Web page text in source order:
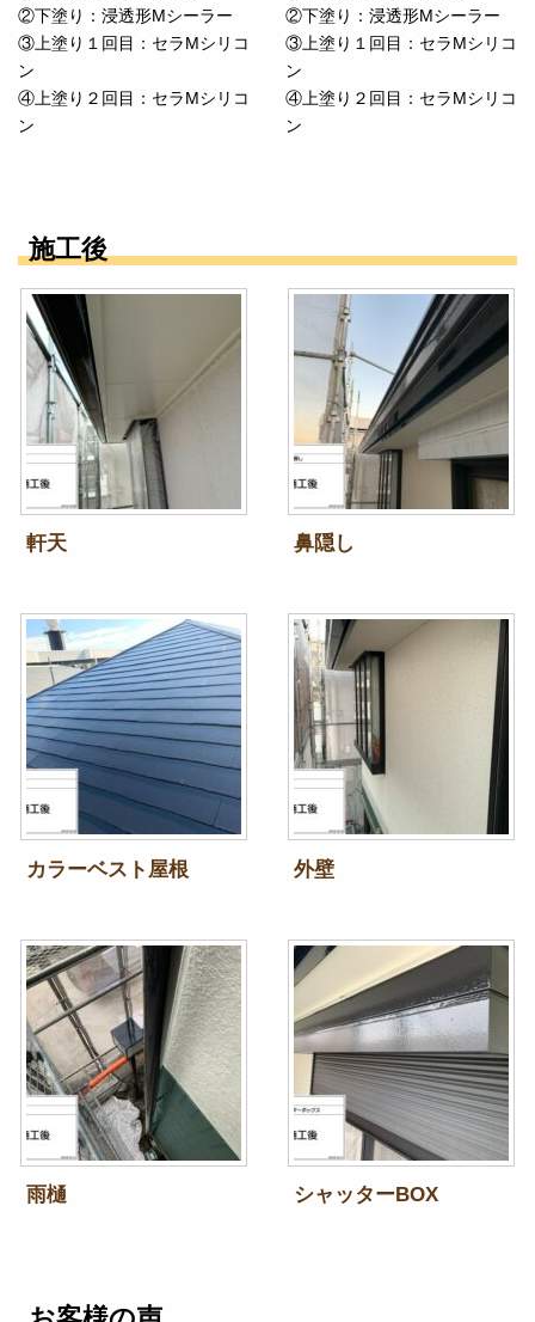
②下塗り：浸透形Mシーラー
③上塗り１回目：セラMシリコ
ン
④上塗り２回目：セラMシリコ
ン
②下塗り：浸透形Mシーラー
③上塗り１回目：セラMシリコ
ン
④上塗り２回目：セラMシリコ
ン
施工後
軒天 鼻隠し
カラーベスト屋根 外壁
雨樋 シャッターBOX